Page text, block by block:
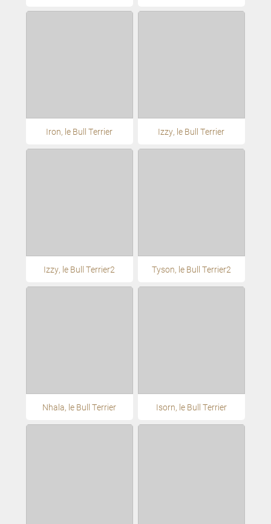
Iron, le Bull Terrier Izzy, le Bull Terrier
Izzy, le Bull Terrier2 Tyson, le Bull Terrier2
Nhala, le Bull Terrier Isorn, le Bull Terrier